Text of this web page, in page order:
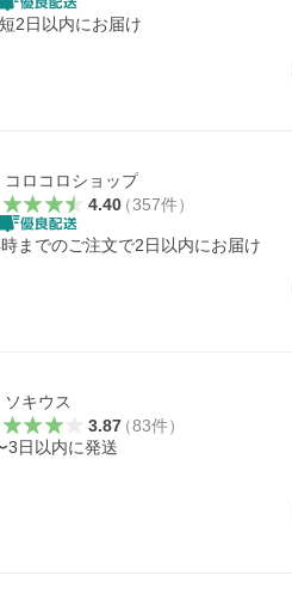
2日以内にお届け
コロコロショップ
4.40（357件）
までのご注文で2日以内にお届け
ソキウス
3.87（83件）
3日以内に発送